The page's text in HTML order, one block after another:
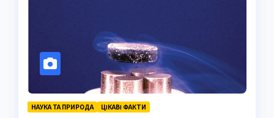
НАУКА ТА ПРИРОДА ЦІКАВІ ФАКТИ